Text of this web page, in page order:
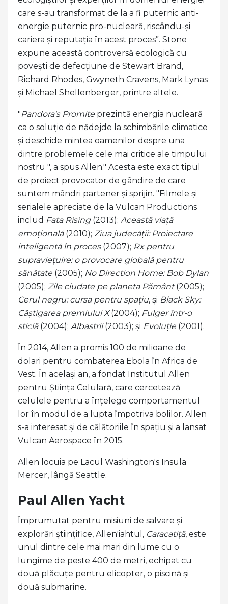
care s-au transformat de la a fi puternic anti-
energie puternic pro-nucleară, riscându-și
cariera și reputația în acest proces”. Stone
expune această controversă ecologică cu
povești de defecțiune de Stewart Brand,
Richard Rhodes, Gwyneth Cravens, Mark Lynas
și Michael Shellenberger, printre altele.
"Pandora's Promiteprezintă energia nucleară
ca o soluție de nădejde la schimbările climatice
și deschide mintea oamenilor despre una
dintre problemele cele mai critice ale timpului
nostru ", a spus Allen." Acesta este exact tipul
de proiect provocator de gândire de care
suntem mândri partener și sprijin. "Filmele și
serialele apreciate de la Vulcan Productions
includ Fata Rising(2013); Această viață
emoțională(2010); Ziua judecății: Proiectare
inteligentă în proces(2007); Rx pentru
supraviețuire: o provocare globală pentru
sănătate(2005); No Direction Home: Bob Dylan
(2005); Zile ciudate pe planeta Pământ(2005);
Cerul negru: cursa pentru spațiu, și Black Sky:
Câștigarea premiului X(2004); Fulger într-o
sticlă(2004); Albastrii(2003); și Evoluţie(2001).
În 2014, Allen a promis 100 de milioane de
dolari pentru combaterea Ebola în Africa de
Vest. În același an, a fondat Institutul Allen
pentru Știința Celulară, care cercetează
celulele pentru a înțelege comportamentul
lor în modul de a lupta împotriva bolilor. Allen
s-a interesat și de călătoriile în spațiu și a lansat
Vulcan Aerospace în 2015.
Allen locuia pe Lacul Washington's Insula
Mercer, lângă Seattle.
Paul Allen Yacht
Împrumutat pentru misiuni de salvare și
explorări științifice, Allen'iahtul, Caracatiță, este
unul dintre cele mai mari din lume cu o
lungime de peste 400 de metri, echipat cu
două plăcuțe pentru elicopter, o piscină și
două submarine.